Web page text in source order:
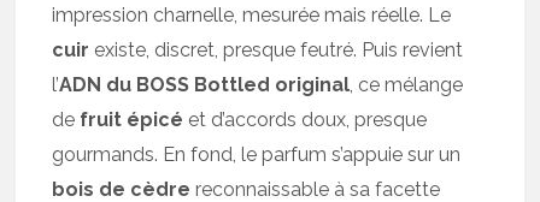
impression charnelle, mesurée mais réelle. Le
cuir existe, discret, presque feutré. Puis revient
l’ADN du BOSS Bottled original , ce mélange
de fruit épicé et d’accords doux, presque
gourmands. En fond, le parfum s’appuie sur un
bois de cèdre reconnaissable à sa facette